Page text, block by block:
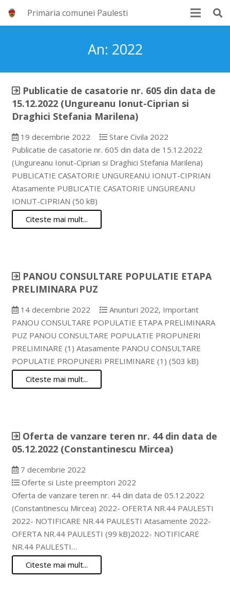
Primaria comunei Paulesti
An: 2022
Publicatie de casatorie nr. 605 din data de
15.12.2022 (Ungureanu Ionut-Ciprian si
Draghici Stefania Marilena)
19 decembrie 2022
Stare Civila 2022
Publicatie de casatorie nr. 605 din data de 15.12.2022
(Ungureanu Ionut-Ciprian si Draghici Stefania Marilena)
PUBLICATIE CASATORIE UNGUREANU IONUT-CIPRIAN
Atasamente PUBLICATIE CASATORIE UNGUREANU
IONUT-CIPRIAN (50 kB)
Citeste mai mult...
PANOU CONSULTARE POPULATIE ETAPA
PRELIMINARA PUZ
14 decembrie 2022 Anunturi 2022, Important
PANOU CONSULTARE POPULATIE ETAPA PRELIMINARA
PUZ PANOU CONSULTARE POPULATIE PROPUNERI
PRELIMINARE (1) Atasamente PANOU CONSULTARE
POPULATIE PROPUNERI PRELIMINARE (1) (503 kB)
Citeste mai mult...
Oferta de vanzare teren nr. 44 din data de
05.12.2022 (Constantinescu Mircea)
7 decembrie 2022
Oferte si Liste preemptori 2022
Oferta de vanzare teren nr. 44 din data de 05.12.2022
(Constantinescu Mircea) 2022- OFERTA NR.44 PAULESTI
2022- NOTIFICARE NR.44 PAULESTI Atasamente 2022-
OFERTA NR.44 PAULESTI (99 kB)2022- NOTIFICARE
NR.44 PAULESTI…
Citeste mai mult...